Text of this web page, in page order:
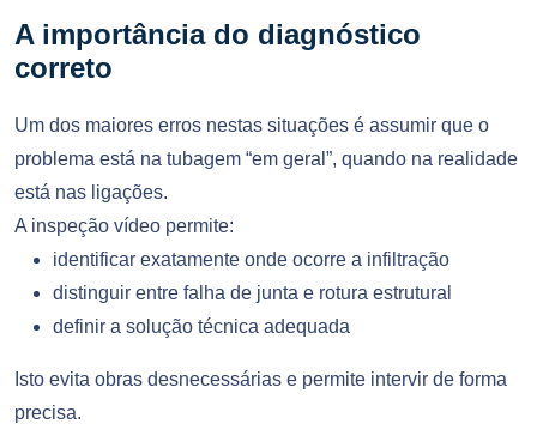
A importância do diagnóstico
correto
Um dos maiores erros nestas situações é assumir que o
problema está na tubagem “em geral”, quando na realidade
está nas ligações.
A inspeção vídeo permite:
identificar exatamente onde ocorre a infiltração
distinguir entre falha de junta e rotura estrutural
definir a solução técnica adequada
Isto evita obras desnecessárias e permite intervir de forma
precisa.